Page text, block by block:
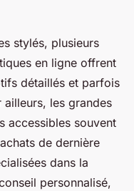
stylés, plusieurs
en ligne offrent
détaillés et parfois
les grandes
accessibles souvent
de dernière
dans la
personnalisé,